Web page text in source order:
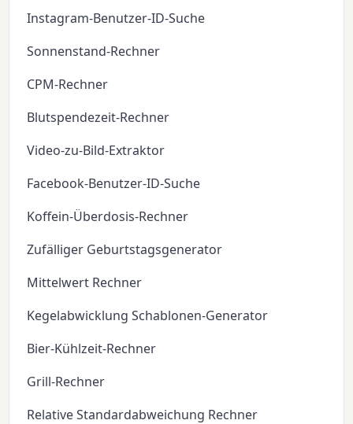
Instagram-Benutzer-ID-Suche
Sonnenstand-Rechner
CPM-Rechner
Blutspendezeit-Rechner
Video-zu-Bild-Extraktor
Facebook-Benutzer-ID-Suche
Koffein-Überdosis-Rechner
Zufälliger Geburtstagsgenerator
Mittelwert Rechner
Kegelabwicklung Schablonen-Generator
Bier-Kühlzeit-Rechner
Grill-Rechner
Relative Standardabweichung Rechner